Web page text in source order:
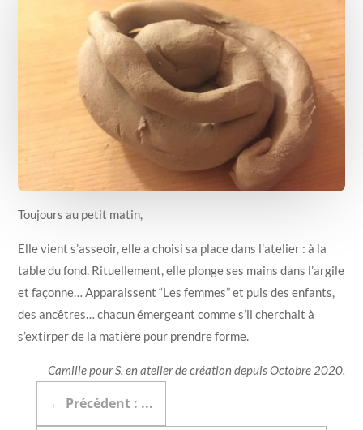
Toujours au petit matin,
Elle vient s’asseoir, elle a choisi sa place dans l’atelier : à la
table du fond. Rituellement, elle plonge ses mains dans l’argile
et façonne… Apparaissent “Les femmes” et puis des enfants,
des ancêtres… chacun émergeant comme s’il cherchait à
s’extirper de la matière pour prendre forme.
Camille pour S. en atelier de création depuis Octobre 2020.
← Précédent : ...